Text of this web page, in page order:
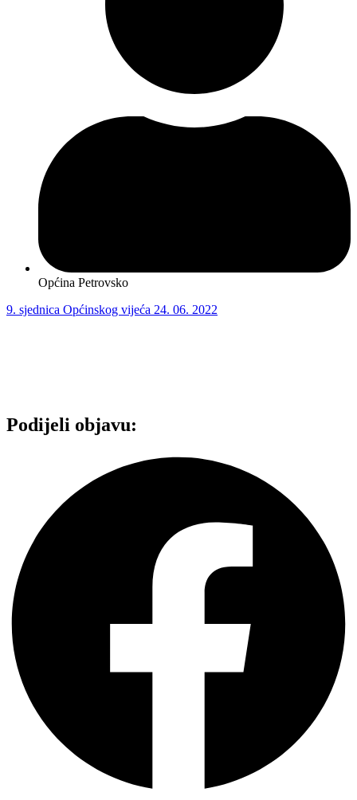
Općina Petrovsko
9. sjednica Općinskog vijeća 24. 06. 2022
Podijeli objavu: